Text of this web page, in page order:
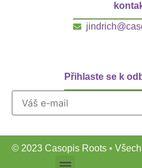
Přihlaste se k
© 2023 Casopis Roots •